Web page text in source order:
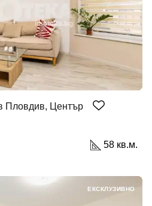
Пловдив, Център
58 кв.м.
ЕКСКЛУЗИВНО